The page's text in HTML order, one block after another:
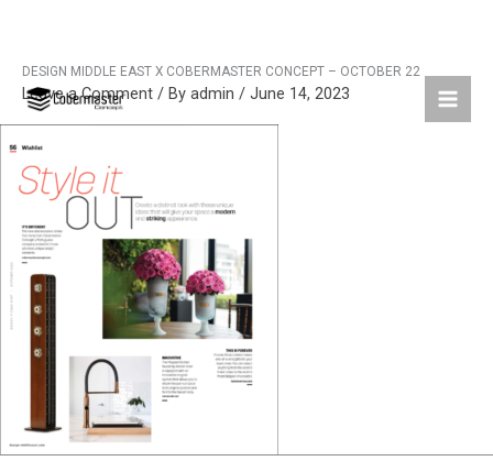
Skip
content
DESIGN MIDDLE EAST X COBERMASTER CONCEPT – OCTOBER 22
Leave a Comment / By admin / June 14, 2023